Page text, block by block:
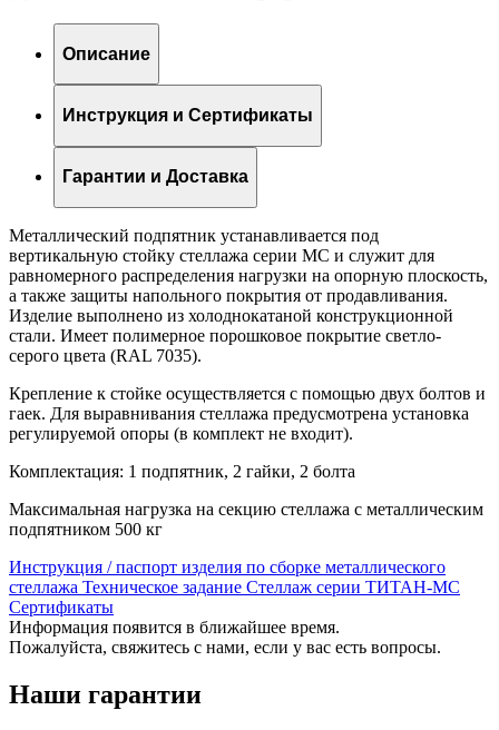
Описание
Инструкция и Сертификаты
Гарантии и Доставка
Металлический подпятник устанавливается под
вертикальную стойку стеллажа серии МС и служит для
равномерного распределения нагрузки на опорную плоскость,
а также защиты напольного покрытия от продавливания.
Изделие выполнено из холоднокатаной конструкционной
стали. Имеет полимерное порошковое покрытие светло-
серого цвета (RAL 7035).
Крепление к стойке осуществляется с помощью двух болтов и
гаек. Для выравнивания стеллажа предусмотрена установка
регулируемой опоры (в комплект не входит).
Комплектация: 1 подпятник, 2 гайки, 2 болта
Максимальная нагрузка на секцию стеллажа с металлическим
подпятником 500 кг
Инструкция / паспорт изделия по сборке металлического
стеллажа Техническое задание Стеллаж серии ТИТАН-МС
Сертификаты
Информация появится в ближайшее время.
Пожалуйста, свяжитесь с нами, если у вас есть вопросы.
Наши гарантии